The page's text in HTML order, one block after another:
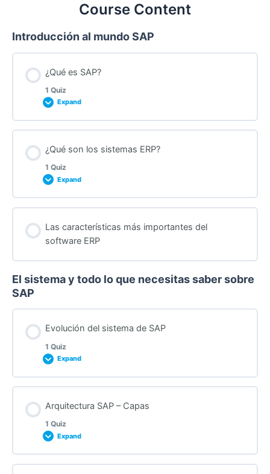
Course Content
Introducción al mundo SAP
¿Qué es SAP?
1 Quiz
Expand
¿Qué son los sistemas ERP?
1 Quiz
Expand
Las características más importantes del
software ERP
El sistema y todo lo que necesitas saber sobre
SAP
Evolución del sistema de SAP
1 Quiz
Expand
Arquitectura SAP – Capas
1 Quiz
Expand